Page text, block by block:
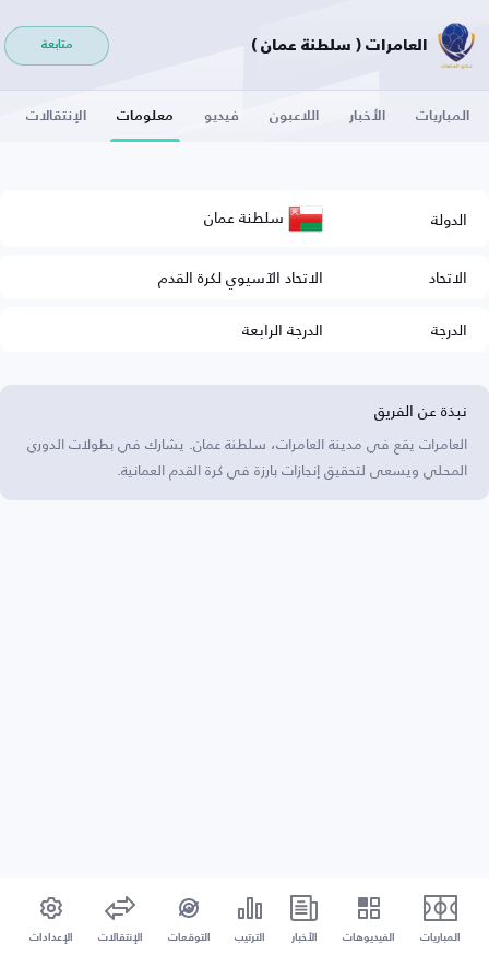
العامرات ( سلطنة عمان ) متابعة
المباريات الأخبار اللاعبون فيديو معلومات الإنتقالات
الدولة سلطنة عمان
الاتحاد
الاتحاد الآسيوي لكرة القدم
الدرجة
الدرجة الرابعة
نبذة عن الفريق
العامرات يقع في مدينة العامرات، سلطنة عمان. يشارك في بطولات الدوري
المحلي ويسعى لتحقيق إنجازات بارزة في كرة القدم العمانية.
المباريات الفيديوهات الأخبار الترتيب التوقعات الإنتقالات الإعدادات